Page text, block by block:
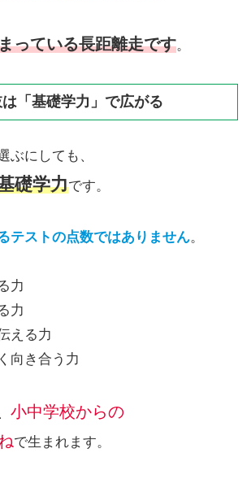
っている長距離走です。
「基礎学力」で広がる
ぶにしても、
礎学力です。
テストの点数ではありません。
力
力
える力
向き合う力
小中学校からの
で生まれます。